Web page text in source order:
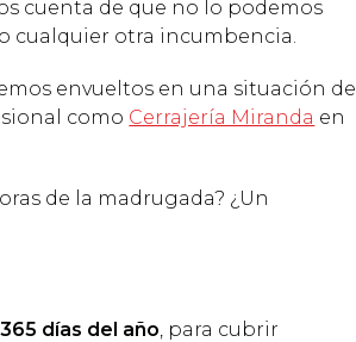
cuenta de que no lo podemos
cualquier otra incumbencia.
envueltos en una situación de
como Cerrajería Miranda en
de la madrugada? ¿Un
días del año, para cubrir